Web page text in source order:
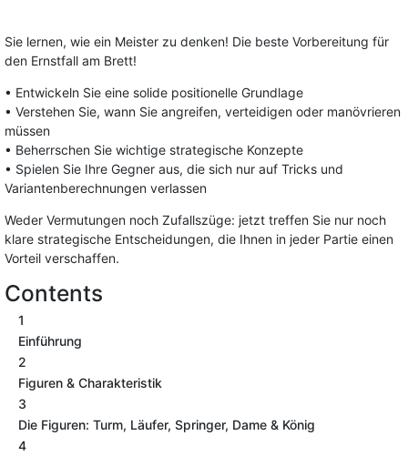
Sie lernen, wie ein Meister zu denken! Die beste Vorbereitung für
den Ernstfall am Brett!
• Entwickeln Sie eine solide positionelle Grundlage
• Verstehen Sie, wann Sie angreifen, verteidigen oder manövrieren
müssen
• Beherrschen Sie wichtige strategische Konzepte
• Spielen Sie Ihre Gegner aus, die sich nur auf Tricks und
Variantenberechnungen verlassen
Weder Vermutungen noch Zufallszüge: jetzt treffen Sie nur noch
klare strategische Entscheidungen, die Ihnen in jeder Partie einen
Vorteil verschaffen.
Contents
1
Einführung
2
Figuren & Charakteristik
3
Die Figuren: Turm, Läufer, Springer, Dame & König
4